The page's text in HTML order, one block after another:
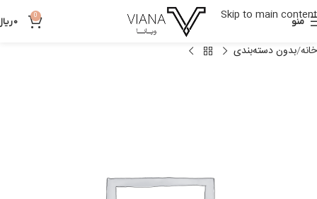
Skip to main content
منو 0
0
خانه بدون دسته‌بندی